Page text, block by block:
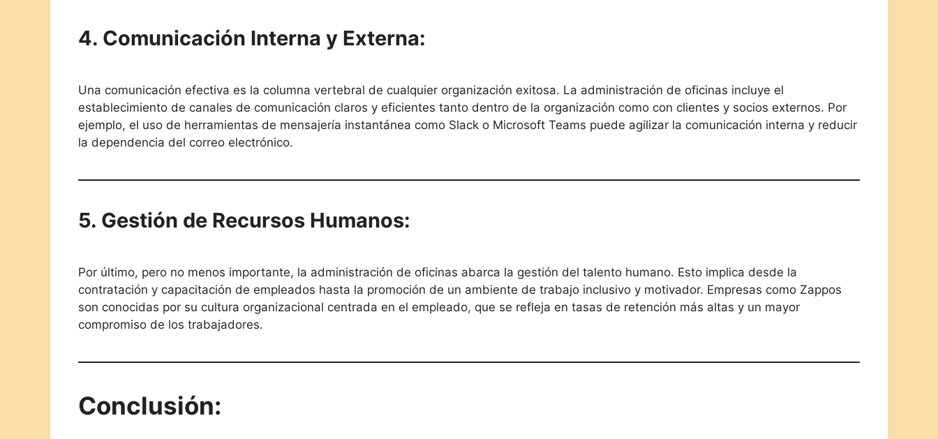
4. Comunicación Interna y Externa:
Una comunicación efectiva es la columna vertebral de cualquier organización exitosa. La administración de oficinas incluye el
establecimiento de canales de comunicación claros y eficientes tanto dentro de la organización como con clientes y socios externos. Por
ejemplo, el uso de herramientas de mensajería instantánea como Slack o Microsoft Teams puede agilizar la comunicación interna y reducir
la dependencia del correo electrónico.
5. Gestión de Recursos Humanos:
Por último, pero no menos importante, la administración de oficinas abarca la gestión del talento humano. Esto implica desde la
contratación y capacitación de empleados hasta la promoción de un ambiente de trabajo inclusivo y motivador. Empresas como Zappos
son conocidas por su cultura organizacional centrada en el empleado, que se refleja en tasas de retención más altas y un mayor
compromiso de los trabajadores.
Conclusión: